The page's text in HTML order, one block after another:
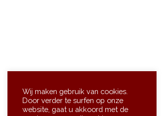
Wij maken gebruik van cookies.
Door verder te surfen op onze
website, gaat u akkoord met de